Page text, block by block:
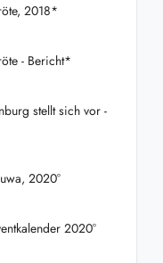
2018*
- Bericht*
stellt sich vor -
2020°
2020°